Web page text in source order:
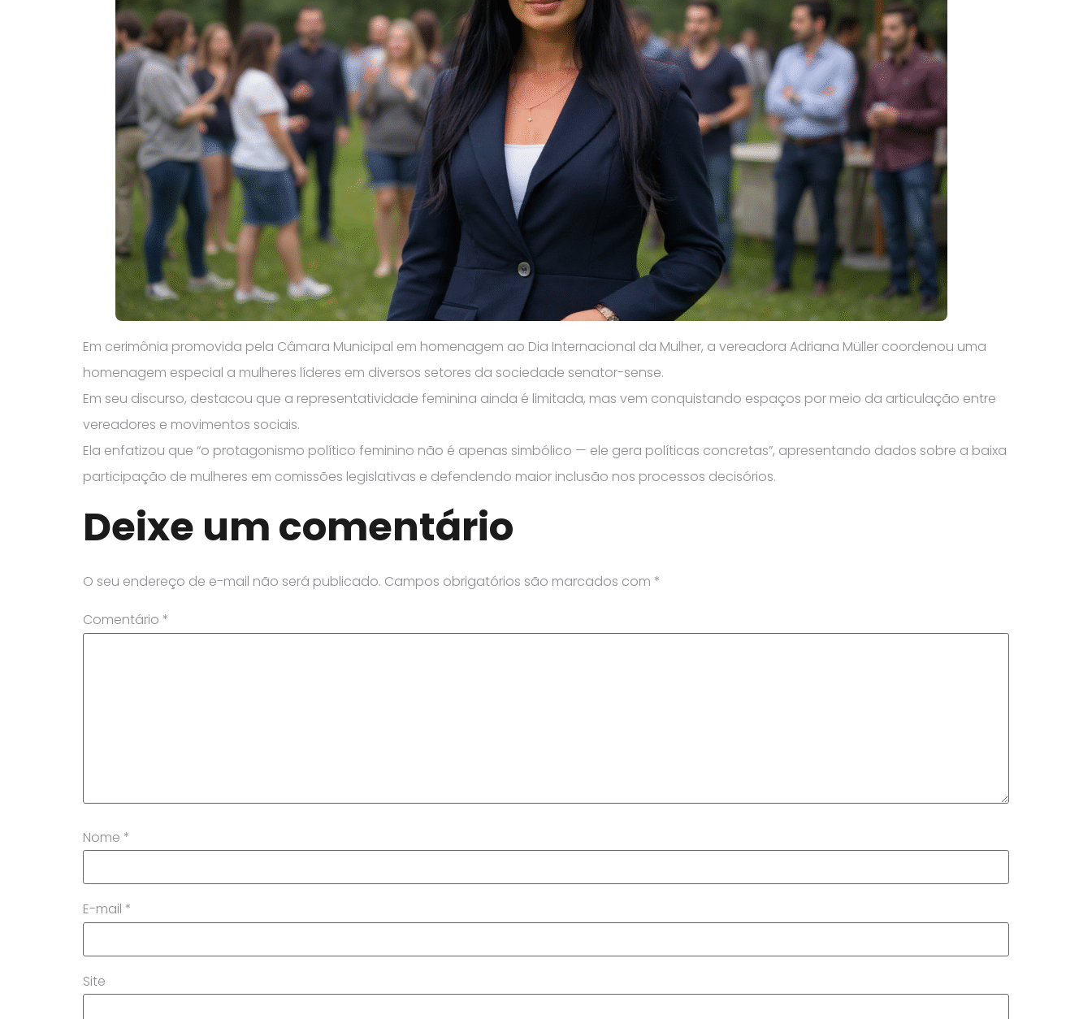
Em cerimônia promovida pela Câmara Municipal em homenagem ao Dia Internacional da Mulher, a vereadora Adriana Müller coordenou uma
homenagem especial a mulheres líderes em diversos setores da sociedade senator-sense.
Em seu discurso, destacou que a representatividade feminina ainda é limitada, mas vem conquistando espaços por meio da articulação entre
vereadores e movimentos sociais.
Ela enfatizou que “o protagonismo político feminino não é apenas simbólico — ele gera políticas concretas”, apresentando dados sobre a baixa
participação de mulheres em comissões legislativas e defendendo maior inclusão nos processos decisórios.
Deixe um comentário
O seu endereço de e-mail não será publicado. Campos obrigatórios são marcados com *
Comentário *
Nome *
E-mail *
Site